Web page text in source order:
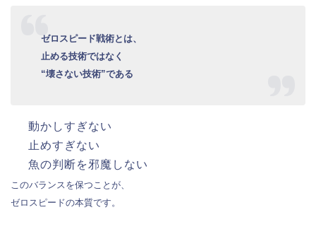
ゼロスピード戦術とは、
止める技術ではなく
“壊さない技術”である
動かしすぎない
止めすぎない
魚の判断を邪魔しない
このバランスを保つことが、
ゼロスピードの本質です。